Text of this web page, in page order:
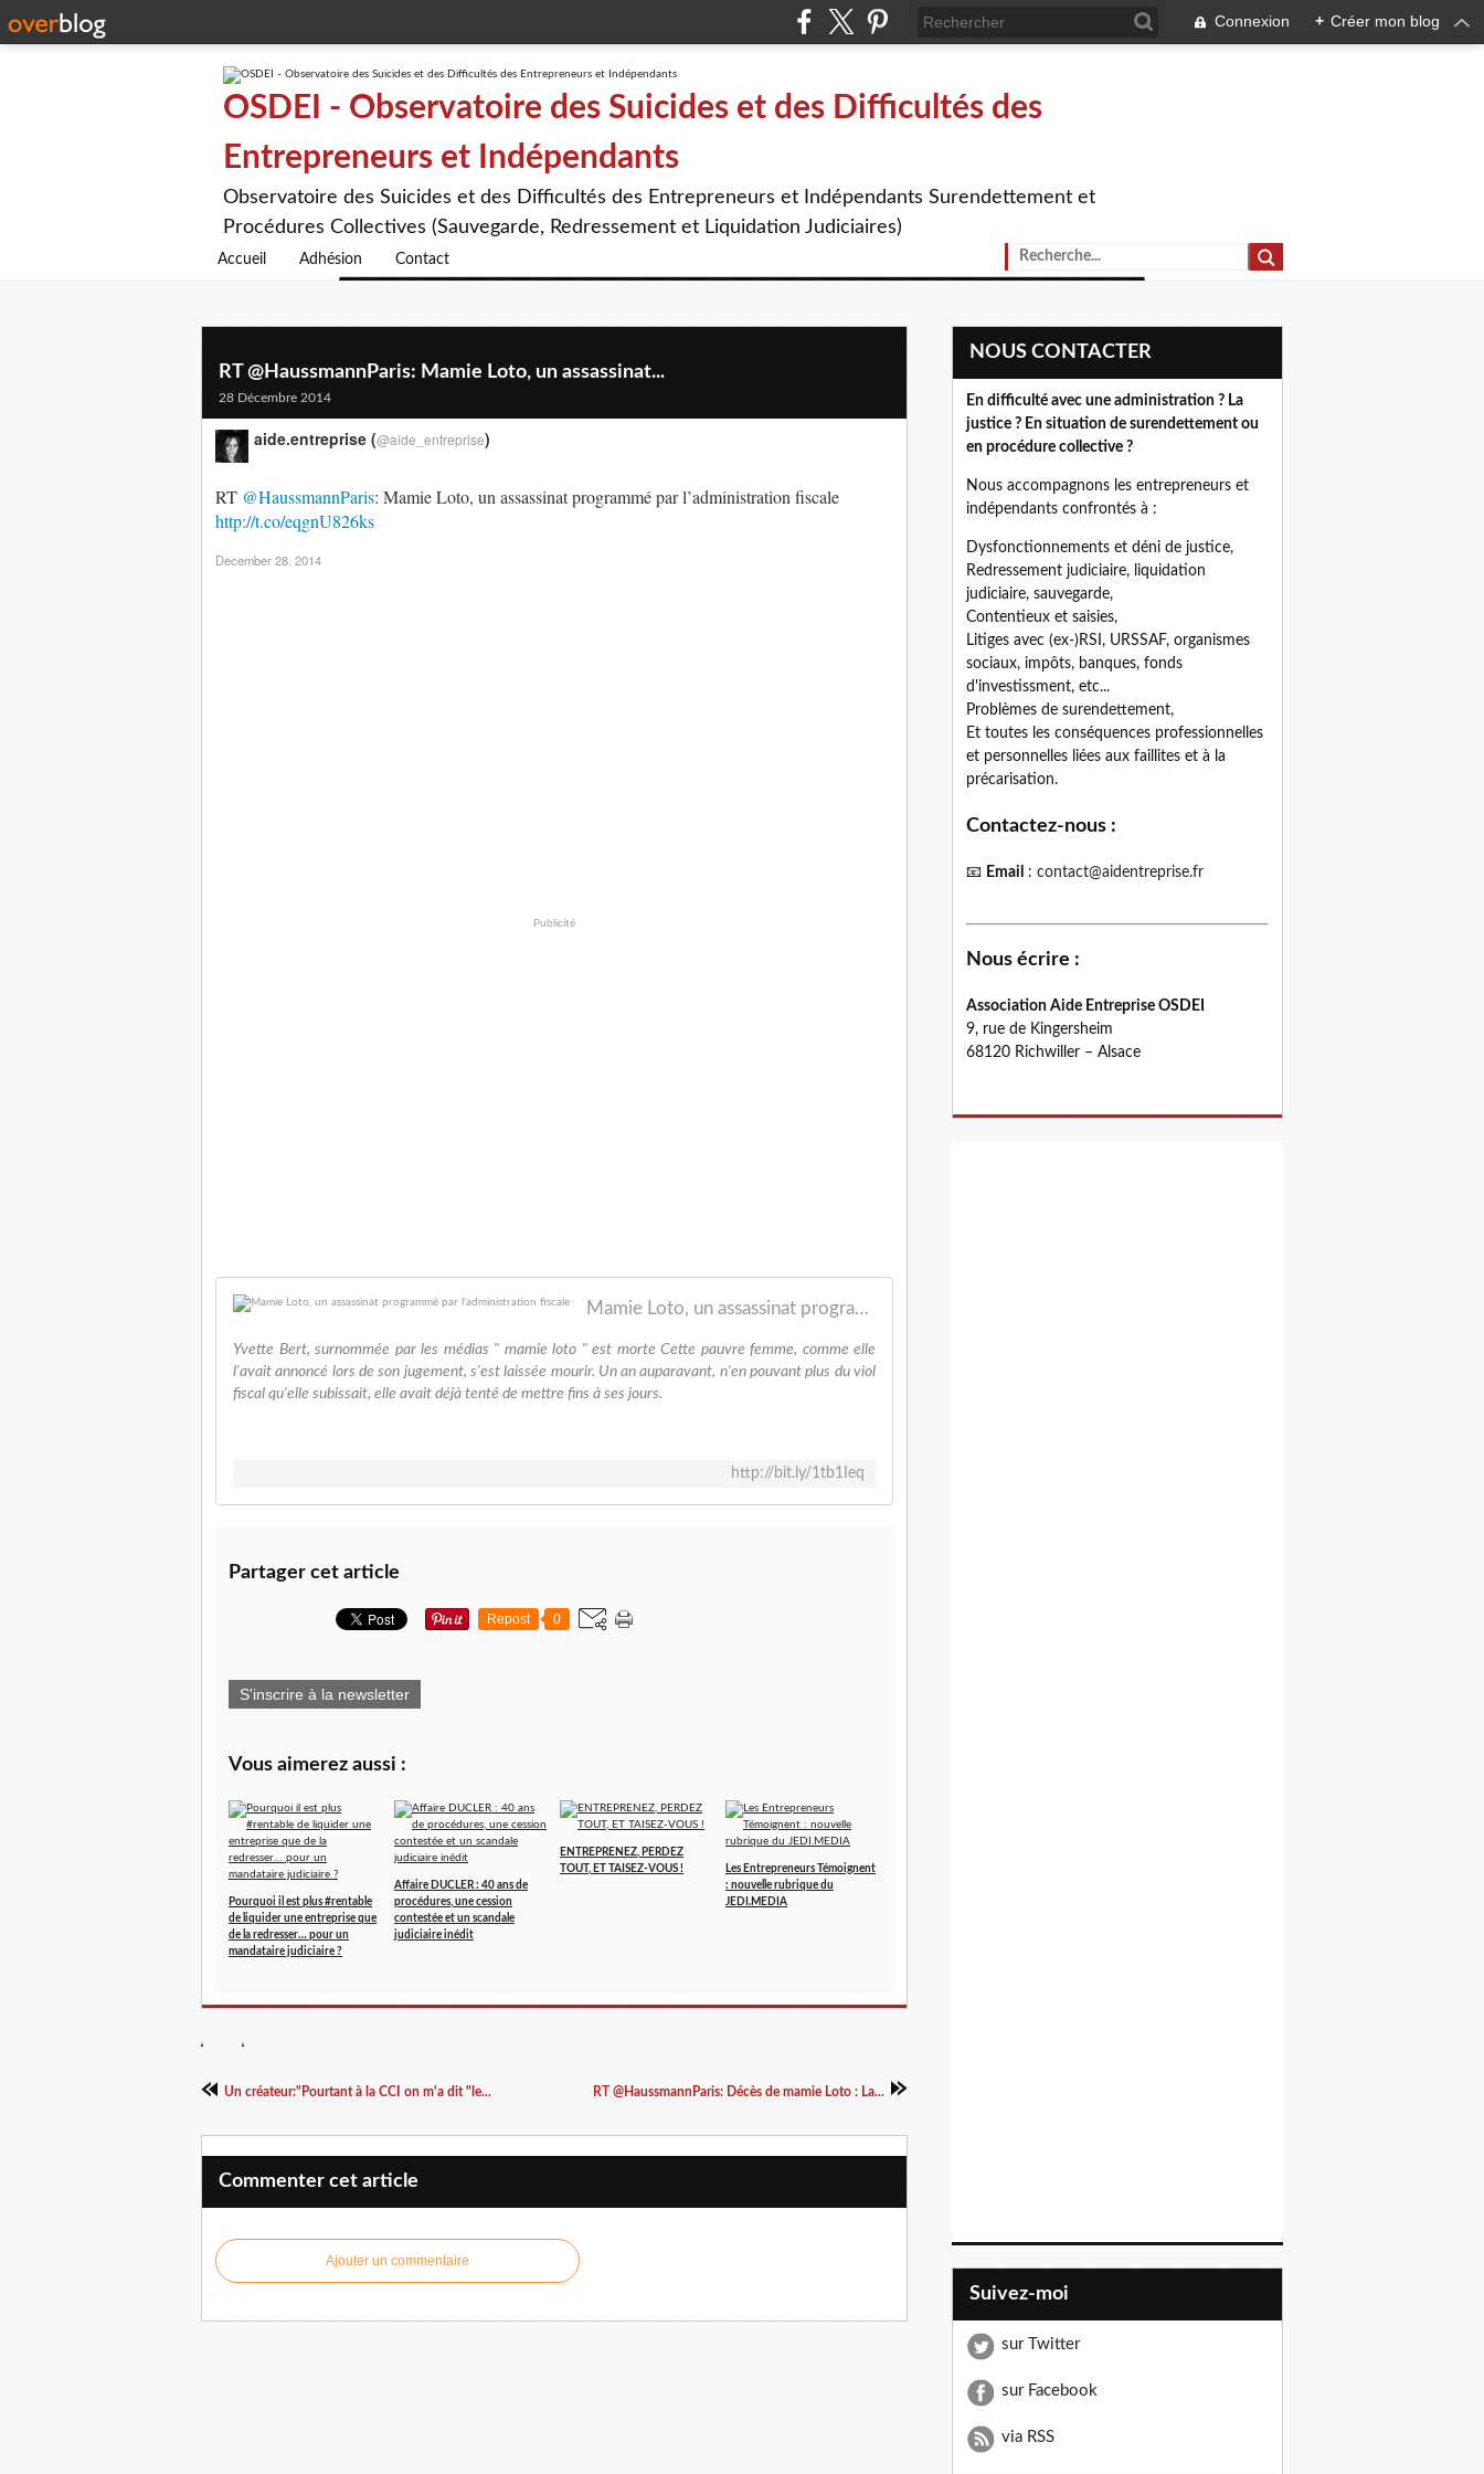
Connexion + Créer mon blog
OSDEI - Observatoire des Suicides et des Difficultés des
Entrepreneurs et Indépendants
Observatoire des Suicides et des Difficultés des Entrepreneurs et Indépendants Surendettement et
Procédures Collectives (Sauvegarde, Redressement et Liquidation Judiciaires)
Accueil Adhésion Contact
RT @HaussmannParis: Mamie Loto, un assassinat...
28 Décembre 2014
RT @HaussmannParis: Mamie Loto, un assassinat programmé par l’administration fiscale
http://t.co/eqgnU826ks
aide.entreprise (@aide_entreprise)
December 28, 2014
Publicité
Mamie Loto, un assassinat programmé par l'administration fiscale
Yvette Bert, surnommée par les médias " mamie loto " est morte Cette pauvre femme, comme elle
l'avait annoncé lors de son jugement, s'est laissée mourir. Un an auparavant, n'en pouvant plus du viol
fiscal qu'elle subissait, elle avait déjà tenté de mettre fins à ses jours.
http://bit.ly/1tb1Ieq
Partager cet article
Repost 0
S'inscrire à la newsletter
Vous aimerez aussi :
Pourquoi il est plus #rentable
de liquider une entreprise que
de la redresser… pour un
mandataire judiciaire ?
Affaire DUCLER : 40 ans de
procédures, une cession
contestée et un scandale
judiciaire inédit
ENTREPRENEZ, PERDEZ
TOUT, ET TAISEZ-VOUS !
Les Entrepreneurs Témoignent
: nouvelle rubrique du
JEDI.MEDIA
Un créateur:"Pourtant à la CCI on m'a dit "le... RT @HaussmannParis: Décès de mamie Loto : La...
Commenter cet article
Ajouter un commentaire
NOUS CONTACTER
En difficulté avec une administration ? La
justice ? En situation de surendettement ou
en procédure collective ?
Nous accompagnons les entrepreneurs et
indépendants confrontés à :
Dysfonctionnements et déni de justice,
Redressement judiciaire, liquidation
judiciaire, sauvegarde,
Contentieux et saisies,
Litiges avec (ex-)RSI, URSSAF, organismes
sociaux, impôts, banques, fonds
d'investissment, etc...
Problèmes de surendettement,
Et toutes les conséquences professionnelles
et personnelles liées aux faillites et à la
précarisation.
Contactez-nous :
📧 Email : contact@aidentreprise.fr
Nous écrire :
Association Aide Entreprise OSDEI
9, rue de Kingersheim
68120 Richwiller – Alsace
Suivez-moi
sur Twitter
sur Facebook
via RSS